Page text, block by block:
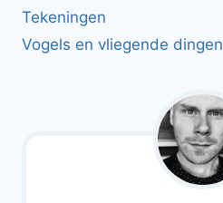
Tekeningen
Vogels en vliegende dingen